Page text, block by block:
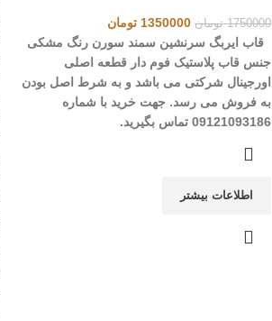
1750000 تومان قیمت
اصلی
1750000 تومان
بود.
1350000 تومانقیمت
فعلی
است.
قاب ایربگ سرنشین سمند سورن رنگ مشکی
جنس قاب پلاستیک فوم دار قطعه اصلی
اورجینال شرکتی می باشد و به شرط اصل بودن
به فروش می رسد. جهت خرید با شماره
09121093186 تماس بگیرید.
اطلاعات بیشتر